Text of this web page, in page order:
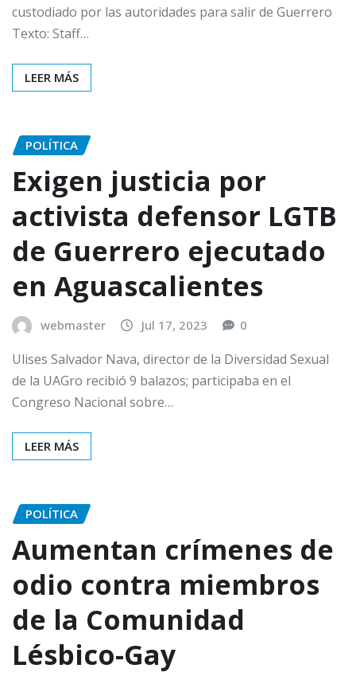
custodiado por las autoridades para salir de Guerrero
Texto: Staff…
LEER MÁS
POLÍTICA
Exigen justicia por
activista defensor LGTB
de Guerrero ejecutado
en Aguascalientes
webmaster Jul 17, 2023 0
Ulises Salvador Nava, director de la Diversidad Sexual
de la UAGro recibió 9 balazos; participaba en el
Congreso Nacional sobre…
LEER MÁS
POLÍTICA
Aumentan crímenes de
odio contra miembros
de la Comunidad
Lésbico-Gay